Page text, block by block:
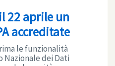
22 aprile un
accreditate
le funzionalità
Nazionale dei Dati